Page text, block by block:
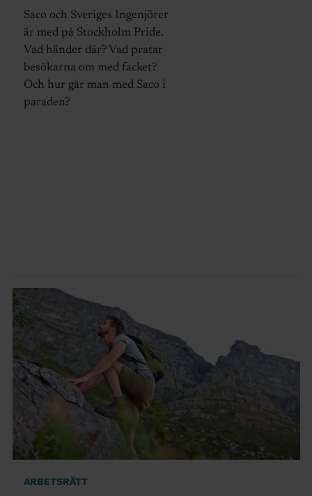
Saco och Sveriges Ingenjörer
är med på Stockholm Pride.
Vad händer där? Vad pratar
besökarna om med facket?
Och hur går man med Saco i
paraden?
ARBETSRÄTT